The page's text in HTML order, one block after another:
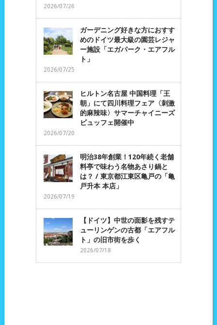
2026/07/26
ガーデニング好きな方におすす
めのドイツ最大級の園芸レジャ
ー施設「エガパーク・エアフル
ト」
2026/07/25
ヒルトン名古屋 中国料理「王
朝」にて四川料理フェア〈刺激
的麻辣味〉サマーチャイニーズ
ビュッフェ開催中
2026/07/20
明治38年創業！120年続く老舗
料亭で味わう名物あさり鍋と
は？ / 東京都江東区亀戸の「亀
戸升本 本店」
2026/07/19
【ドイツ】中世の面影を残すテ
ューリンゲンの古都「エアフル
ト」の旧市街を歩く
2026/07/18